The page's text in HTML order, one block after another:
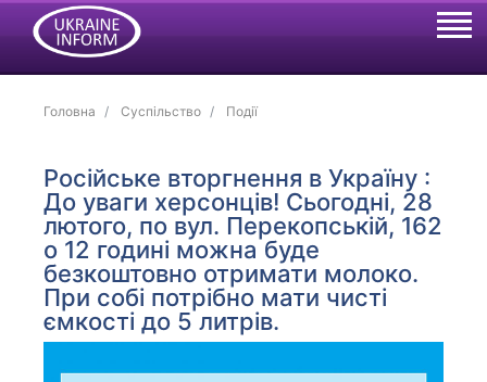
Головна Суспільство Події
Російське вторгнення в Україну :
До уваги херсонців! Сьогодні, 28
лютого, по вул. Перекопській, 162
о 12 годині можна буде
безкоштовно отримати молоко.
При собі потрібно мати чисті
ємкості до 5 литрів.